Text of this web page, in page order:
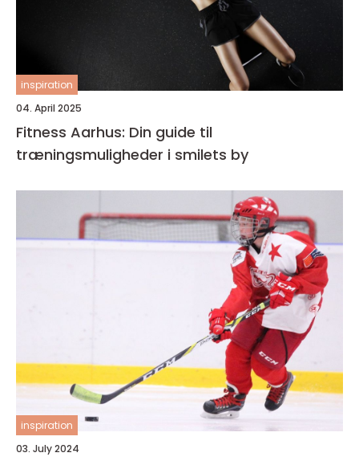
inspiration
04. April 2025
Fitness Aarhus: Din guide til
træningsmuligheder i smilets by
inspiration
03. July 2024